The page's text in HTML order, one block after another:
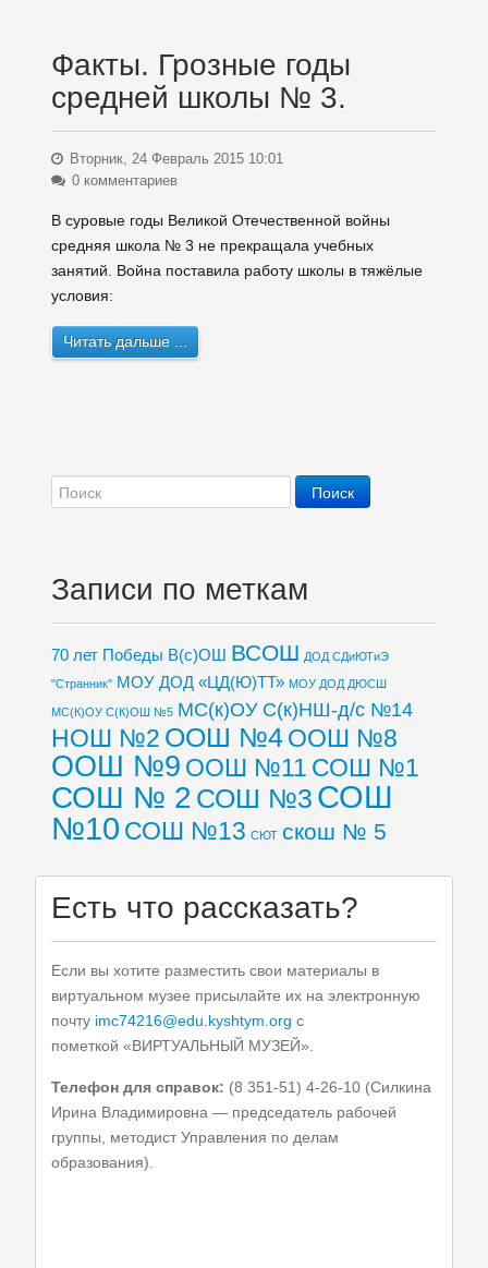
Факты. Грозные годы
средней школы № 3.
Вторник, 24 Февраль 2015 10:01
0 комментариев
В суровые годы Великой Отечественной войны
средняя школа № 3 не прекращала учебных
занятий. Война поставила работу школы в тяжёлые
условия:
Читать дальше ...
Записи по меткам
70 лет Победы В(с)ОШ ВСОШ ДОД СДиЮТиЭ
"Странник" МОУ ДОД «ЦД(Ю)ТТ» МОУ ДОД ДЮСШ
МС(К)ОУ С(К)ОШ №5 МС(к)ОУ С(к)НШ-д/с №14
НОШ №2 ООШ №4ООШ №8
ООШ №9 ООШ №11 СОШ №1
СОШ № 2 СОШ №3 СОШ
№10 СОШ №13 СЮТ скош № 5
Есть что рассказать?
Если вы хотите разместить свои материалы в
виртуальном музее присылайте их на электронную
почту imc74216@edu.kyshtym.org с
пометкой «ВИРТУАЛЬНЫЙ МУЗЕЙ».
Телефон для справок: (8 351-51) 4-26-10 (Силкина
Ирина Владимировна — председатель рабочей
группы, методист Управления по делам
образования).